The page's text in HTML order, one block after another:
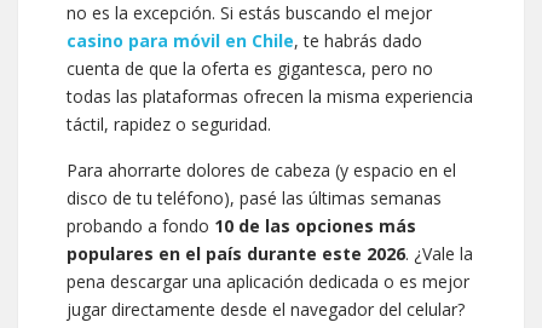
no es la excepción. Si estás buscando el mejor
casino para móvil en Chile, te habrás dado
cuenta de que la oferta es gigantesca, pero no
todas las plataformas ofrecen la misma experiencia
táctil, rapidez o seguridad.
Para ahorrarte dolores de cabeza (y espacio en el
disco de tu teléfono), pasé las últimas semanas
probando a fondo 10 de las opciones más
populares en el país durante este 2026. ¿Vale la
pena descargar una aplicación dedicada o es mejor
jugar directamente desde el navegador del celular?